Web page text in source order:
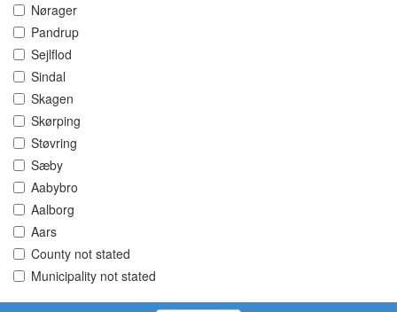
Nørager
Pandrup
Sejlflod
Sindal
Skagen
Skørping
Støvring
Sæby
Aabybro
Aalborg
Aars
County not stated
Municipality not stated